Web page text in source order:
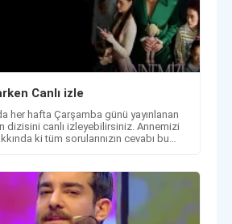
Canlı izle
her hafta Çarşamba günü yayınlanan
dizisini canlı izleyebilirsiniz. Annemizi
ki tüm sorularınızın cevabı bu